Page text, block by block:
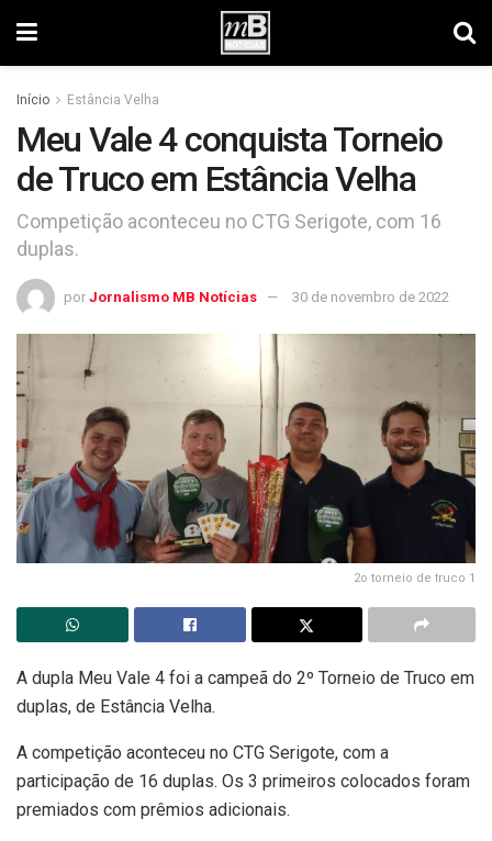
Início Estância Velha
Meu Vale 4 conquista Torneio
de Truco em Estância Velha
Competição aconteceu no CTG Serigote, com 16
duplas.
por Jornalismo MB Notícias 30 de novembro de 2022
2o torneio de truco 1
A dupla Meu Vale 4 foi a campeã do 2º Torneio de Truco em
duplas, de Estância Velha.
A competição aconteceu no CTG Serigote, com a
participação de 16 duplas. Os 3 primeiros colocados foram
premiados com prêmios adicionais.